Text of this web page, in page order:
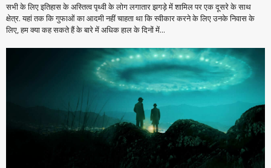
सभी के लिए इतिहास के अस्तित्व पृथ्वी के लोग लगातार झगड़े में शामिल पर एक दूसरे के साथ
क्षेत्र. यहां तक कि गुफाओं का आदमी नहीं चाहता था कि स्वीकार करने के लिए उनके निवास के
लिए, हम क्या कह सकते हैं के बारे में अधिक हाल के दिनों में...